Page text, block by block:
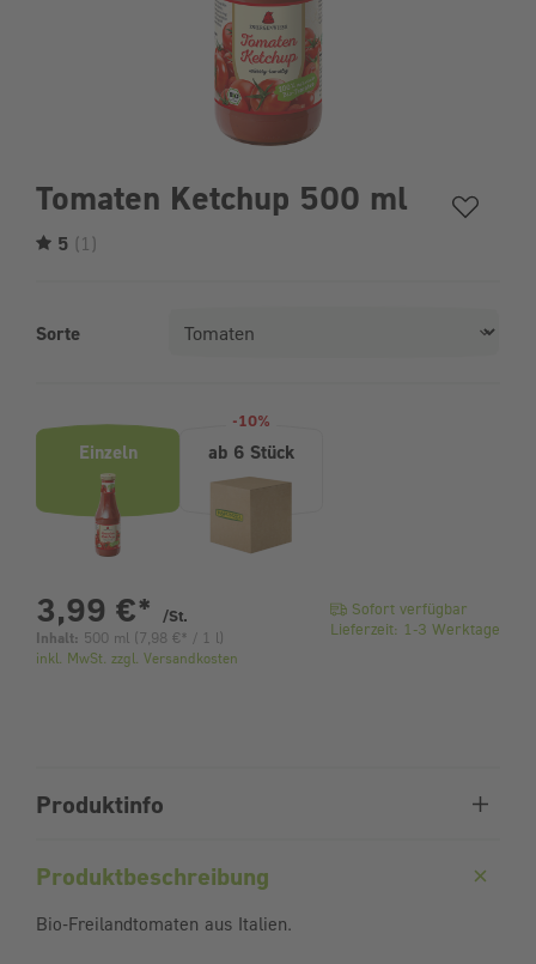
Tomaten Ketchup 500 ml
5 (1)
Sorte
Einzeln
-10%
ab 6 Stück
3,99 €* /St.
Inhalt: 500 ml ( 7,98 € * / 1 l)
inkl. MwSt. zzgl. Versandkosten
Sofort verfügbar
Lieferzeit: 1-3 Werktage
Produktinfo
Produktbeschreibung
Bio-Freilandtomaten aus Italien.